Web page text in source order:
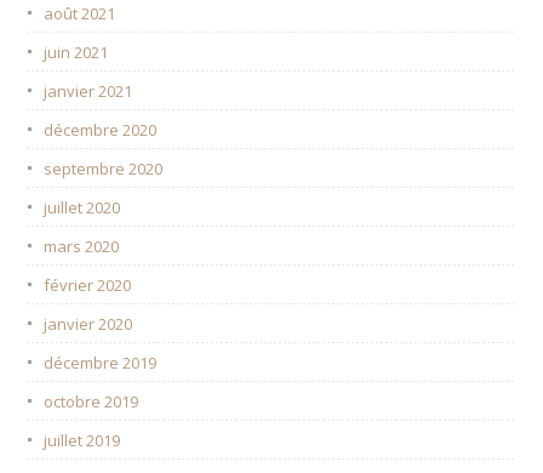
août 2021
juin 2021
janvier 2021
décembre 2020
septembre 2020
juillet 2020
mars 2020
février 2020
janvier 2020
décembre 2019
octobre 2019
juillet 2019